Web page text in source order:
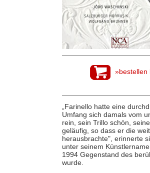
»bestellen
„Farinello hatte eine
Umfang sich damals vom
rein, sein Trillo schön,
geläufig, so dass er die
herausbrachte", erinnerte
unter seinem
1994 Gegenstand des
wurde.